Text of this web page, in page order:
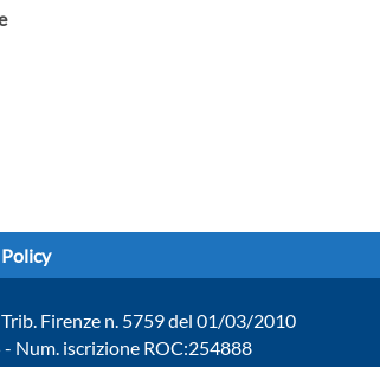
Firenze n. 5759 del 01/03/2010
Num. iscrizione ROC:254888